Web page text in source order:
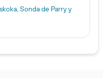
Sonda de Parry y